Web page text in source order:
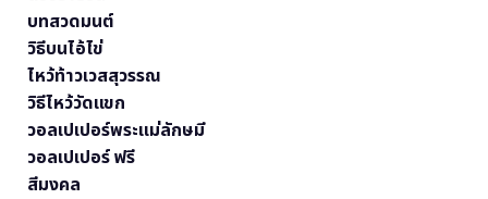
บทสวดมนต์
วิธีบนไอ้ไข่
ไหว้ท้าวเวสสุวรรณ
วิธีไหว้วัดแขก
วอลเปเปอร์พระแม่ลักษมี
วอลเปเปอร์ ฟรี
สีมงคล